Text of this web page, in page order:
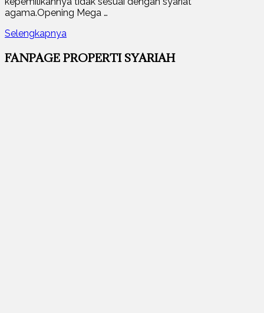
agama.Opening Mega …
Selengkapnya
FANPAGE PROPERTI SYARIAH